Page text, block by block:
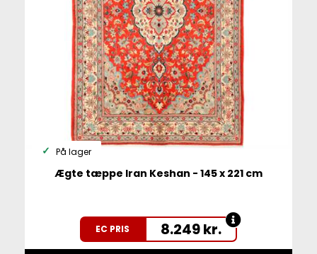
På lager
Ægte tæppe Iran Keshan - 145 x 221 cm
EC PRIS 8.249kr.